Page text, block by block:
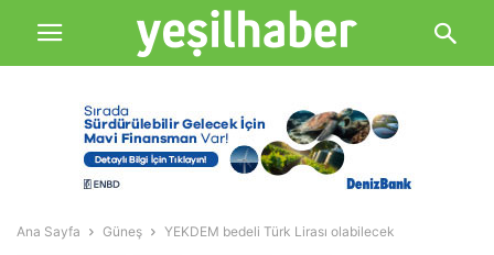
Ana Sayfa Güneş YEKDEM bedeli Türk Lirası olabilecek